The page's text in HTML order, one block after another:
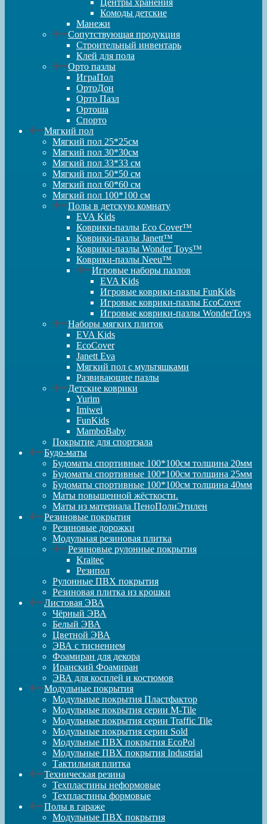
Центры хранения
Комоды детские
Манежи
Сопутствующая продукция
Строительный инвентарь
Клей для пола
Орто пазлы
ИграПол
ОртоДон
Орто Пазл
Ортоша
Спорто
Мягкий пол
Мягкий пол 25*25см
Мягкий пол 30*30см
Мягкий пол 33*33 см
Мягкий пол 50*50 см
Мягкий пол 60*60 см
Мягкий пол 100*100 см
Полы в детскую комнату
EVA Kids
Коврики-пазлы Eco Cover™
Коврики-пазлы Janett™
Коврики-пазлы Wonder Toys™
Коврики-пазлы Neeu™
Игровые наборы пазлов
EVA Kids
Игровые коврики-пазлы FunKids
Игровые коврики-пазлы EcoCover
Игровые коврики-пазлы WonderToys
Наборы мягких плиток
EVA Kids
EcoCover
Janett Eva
Мягкий пол с мультяшками
Развивающие пазлы
Детские коврики
Yurim
Imiwei
FunKids
MamboBaby
Покрытие для спортзала
Будо-маты
Будоматы спортивные 100*100см толщина 20мм
Будоматы спортивные 100*100см толщина 25мм
Будоматы спортивные 100*100см толщина 40мм
Маты повышенной жёсткости.
Маты из материала ПеноПолиЭтилен
Резиновые покрытия
Резиновые дорожки
Модульная резиновая плитка
Резиновые рулонные покрытия
Kraitec
Резипол
Рулонные ПВХ покрытия
Резиновая плитка из крошки
Листовая ЭВА
Чёрный ЭВА
Белый ЭВА
Цветной ЭВА
ЭВА с тиснением
Фоамиран для декора
Иранский Фоамиран
ЭВА для косплей и костюмов
Модульные покрытия
Модульные покрытия Пластфактор
Модульные покрытия серии M-Tile
Модульные покрытия серии Traffic Tile
Модульные покрытия серии Sold
Модульные ПВХ покрытия EcoPol
Модульные ПВХ покрытия Industrial
Тактильная плитка
Техническая резина
Техпластины неформовые
Техпластины формовые
Полы в гараже
Модульные ПВХ покрытия